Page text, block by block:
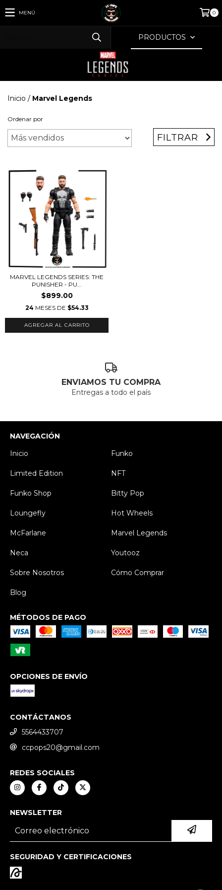
MENÚ 0
PRODUCTOS
Inicio / Marvel Legends
Ordenar por
FILTRAR
MARVEL LEGENDS SERIES: THE
PUNISHER - PU...
$899.00
24 MESES DE $54.33
ENVIAMOS TU COMPRA
Entregas a todo el país
NAVEGACIÓN
Inicio
Funko
Limited Edition NFT
Funko Shop Bitty Pop
Loungefly Hot Wheels
McFarlane Marvel Legends
Neca Youtooz
Sobre Nosotros Cómo Comprar
Blog
MÉTODOS DE PAGO
OPCIONES DE ENVÍO
CONTÁCTANOS
5564433707
ccpops20@gmail.com
REDES SOCIALES
NEWSLETTER
SEGURIDAD Y CERTIFICACIONES